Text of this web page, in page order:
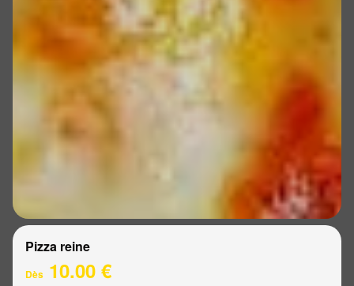
Pizza reine
Dès 10.00 €